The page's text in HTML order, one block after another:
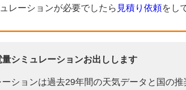
レーションが必要でしたら 見積り依頼をし
シミュレーションお出しします
ションは過去29年間の天気データと国の